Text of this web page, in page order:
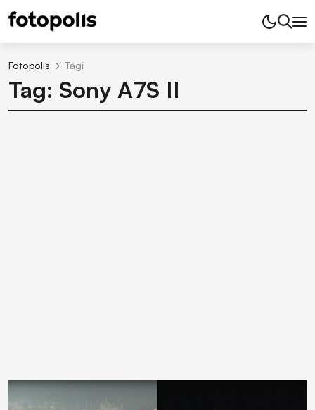
Fotopolis Tagi
Tag: Sony A7S II